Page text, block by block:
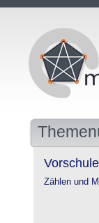
Vorschule
Zählen und